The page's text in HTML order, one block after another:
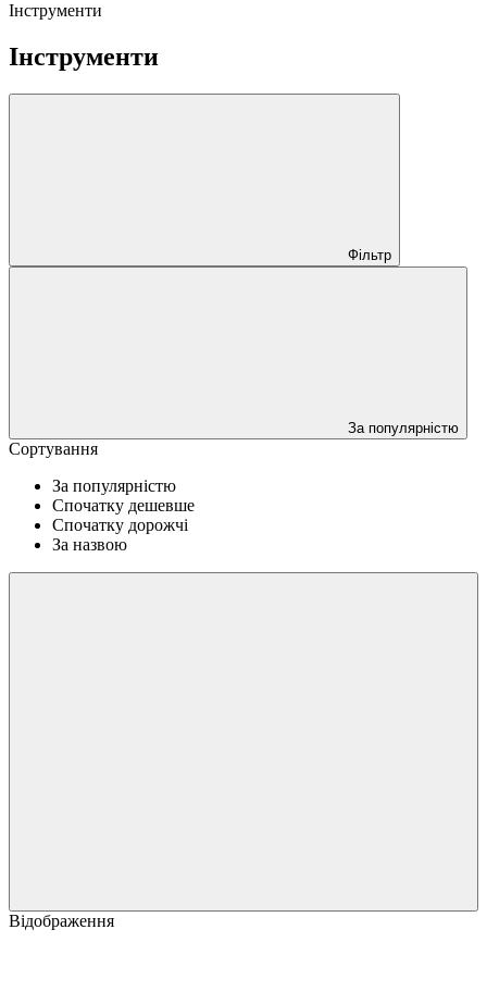
Інструменти
Інструменти
Фільтр
За популярністю
Сортування
За популярністю
Спочатку дешевше
Спочатку дорожчі
За назвою
Відображення